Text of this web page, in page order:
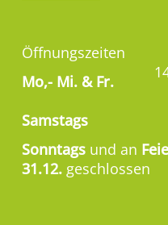
Öffnungszeiten
Mo,- Mi. & Fr.
Samstags
Sonntags und an
31.12. geschlossen